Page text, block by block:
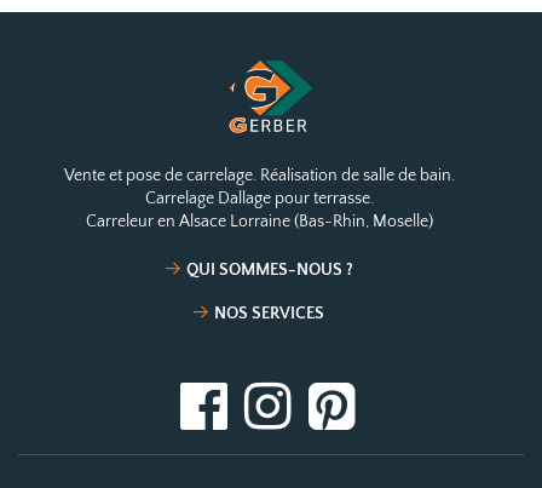
Vente et pose de carrelage. Réalisation de salle de bain.
Carrelage Dallage pour terrasse.
Carreleur en Alsace Lorraine (Bas-Rhin, Moselle)
QUI SOMMES-NOUS ?
NOS SERVICES